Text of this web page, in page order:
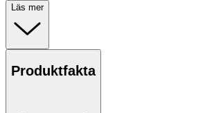
Läs mer
Produktfakta